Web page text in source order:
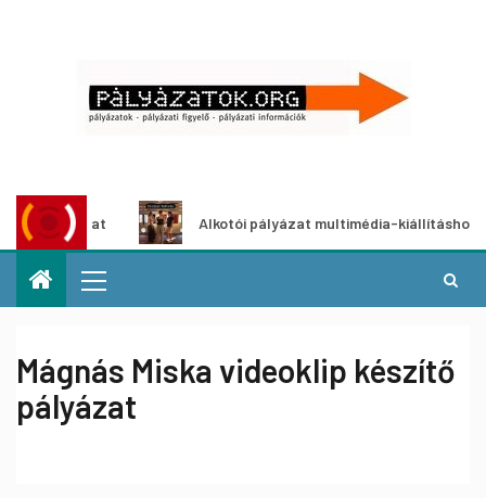
Alkotói pályázat multimédia-kiállításhoz
Mágnás Miska videoklip készítő
pályázat